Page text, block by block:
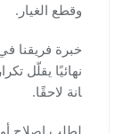
وقطع الغيار.
خبرة فريقنا
نهائيًا يقلّل
انة لاحقًا.